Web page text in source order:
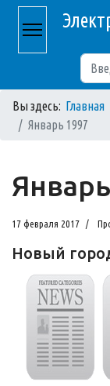
Вы здесь: Главная
Январь 1997
17 февраля 2017
Новый